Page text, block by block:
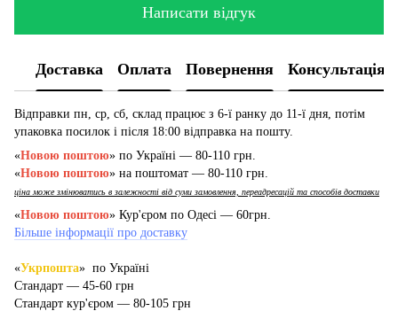
Написати відгук
Доставка Оплата Повернення Консультація
Відправки пн, ср, сб, склад працює з 6-ї ранку до 11-ї дня, потім
упаковка посилок і після 18:00 відправка на пошту.
«Новою поштою» по Україні — 80-110 грн.
«Новою поштою» на поштомат — 80-110 грн.
ціна може змінюватись в залежності від суми замовлення, переадресацій та способів доставки
«Новою поштою» Кур'єром по Одесі — 60грн.
Більше інформації про доставку
«Укрпошта» по Україні
Стандарт — 45-60 грн
Стандарт кур'єром — 80-105 грн